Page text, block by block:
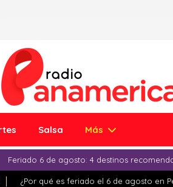
Salsa Más
Feriado 6 de agosto: 4 destinos
¿Por qué es feriado el 6 de agosto en